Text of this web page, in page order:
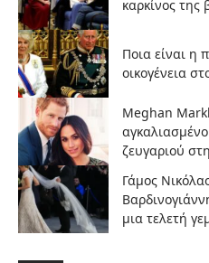
καρκίνος της
Ποια είναι η
οικογένεια
Meghan
ζευγαριού
Γάμος
μια τελετή